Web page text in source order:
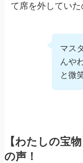
て席を外していた
マス
んや
と微
【わたしの宝
の声！